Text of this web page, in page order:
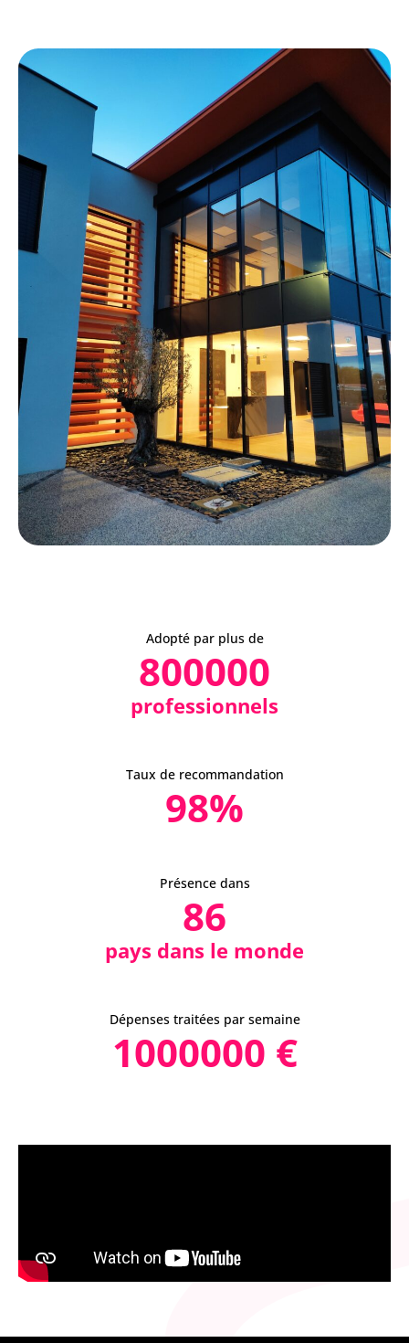
Adopté par plus de
800000
professionnels
Taux de recommandation
98%
Présence dans
86
pays dans le monde
Dépenses traitées par semaine
1000000 €